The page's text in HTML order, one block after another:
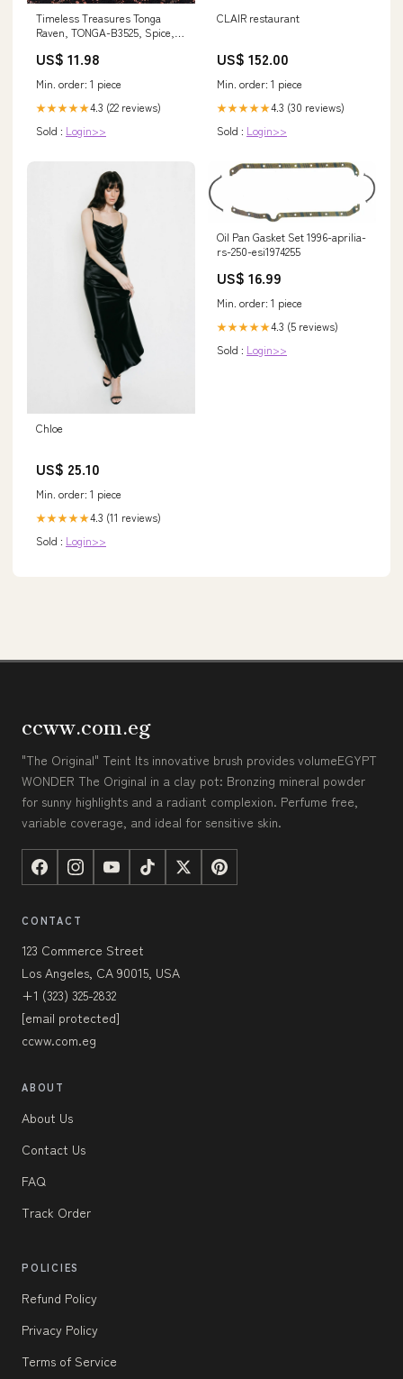
Timeless Treasures Tonga
Raven, TONGA-B3525, Spice,
US$ 11.98
Min. order: 1 piece
★★★★★4.3 (22 reviews)
Sold : Login>>
CLAIR restaurant
US$ 152.00
Min. order: 1 piece
★★★★★4.3 (30 reviews)
Sold : Login>>
Chloe
US$ 25.10
Min. order: 1 piece
★★★★★4.3 (11 reviews)
Sold : Login>>
Oil Pan Gasket Set 1996-aprilia-
rs-250-esi1974255
US$ 16.99
Min. order: 1 piece
★★★★★4.3 (5 reviews)
Sold : Login>>
ccww.com.eg
"The Original" Teint Its innovative brush provides volumeEGYPT
WONDER The Original in a clay pot: Bronzing mineral powder
for sunny highlights and a radiant complexion. Perfume free,
variable coverage, and ideal for sensitive skin.
CONTACT
123 Commerce Street
Los Angeles, CA 90015, USA
+1 (323) 325-2832
[email protected]
ccww.com.eg
ABOUT
About Us
Contact Us
FAQ
Track Order
POLICIES
Refund Policy
Privacy Policy
Terms of Service